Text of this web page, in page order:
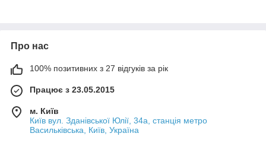
Про нас
100% позитивних з 27 відгуків за рік
Працює з 23.05.2015
м. Київ
Київ вул. Зданівської Юлії, 34а, станція метро
Васильківська, Київ, Україна